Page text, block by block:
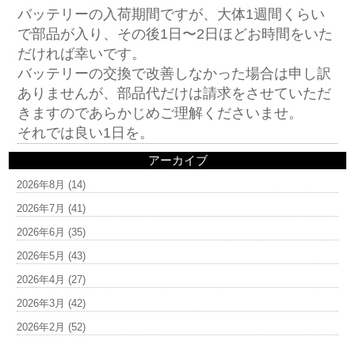
バッテリーの入荷期間ですが、大体1週間くらい
で部品が入り、その後1日〜2日ほどお時間をいた
だければ幸いです。
バッテリーの交換で改善しなかった場合は申し訳
ありませんが、部品代だけは請求をさせていただ
きますのであらかじめご理解くださいませ。
それでは良い1日を。
アーカイブ
2026年8月 (14)
2026年7月 (41)
2026年6月 (35)
2026年5月 (43)
2026年4月 (27)
2026年3月 (42)
2026年2月 (52)